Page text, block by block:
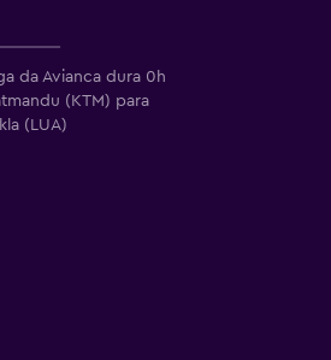
da Avianca dura 0h
(KTM) para
(LUA)